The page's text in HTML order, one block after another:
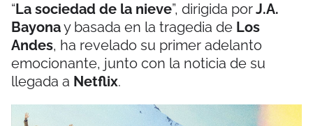
“La sociedad de la nieve”, dirigida porJ.A.
Bayonay basada en la tragedia de Los
Andes, ha revelado su primer adelanto
emocionante, junto con la noticia de su
llegada a Netflix.